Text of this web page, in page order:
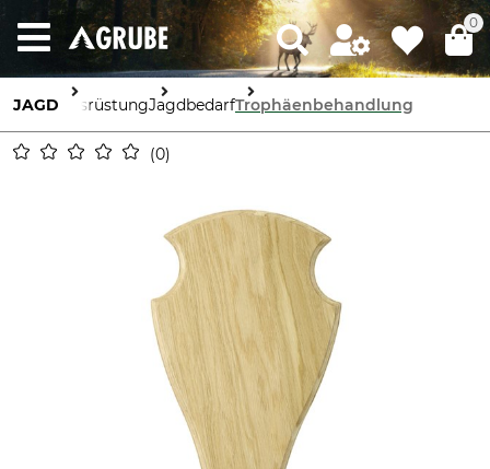
0
JAGD AusrüstungJagdbedarfTrophäenbehandlung
0